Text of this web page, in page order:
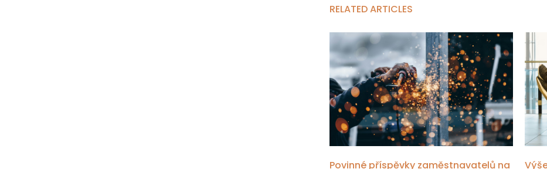
RELATED ARTICLES
Povinné příspěvky zaměstnavatelů na